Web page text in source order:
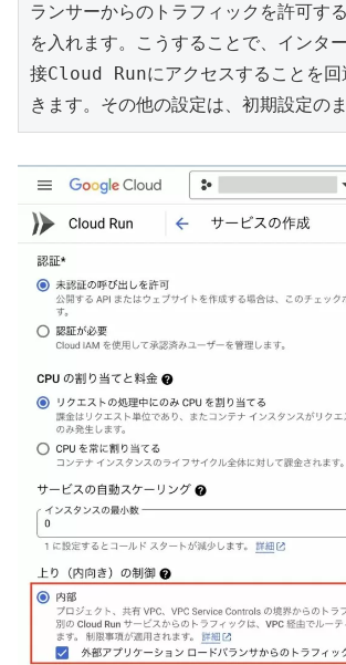
ランサーからのトラフィックを許可す
を入れます。こうすることで、インタ
接Cloud Runにアクセスすることを回
きます。その他の設定は、初期設定の